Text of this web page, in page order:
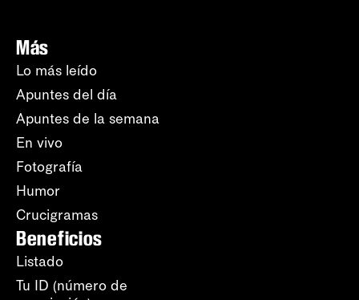
Más
Lo más leído
Apuntes del día
Apuntes de la semana
En vivo
Fotografía
Humor
Crucigramas
Beneficios
Listado
Tu ID (número de